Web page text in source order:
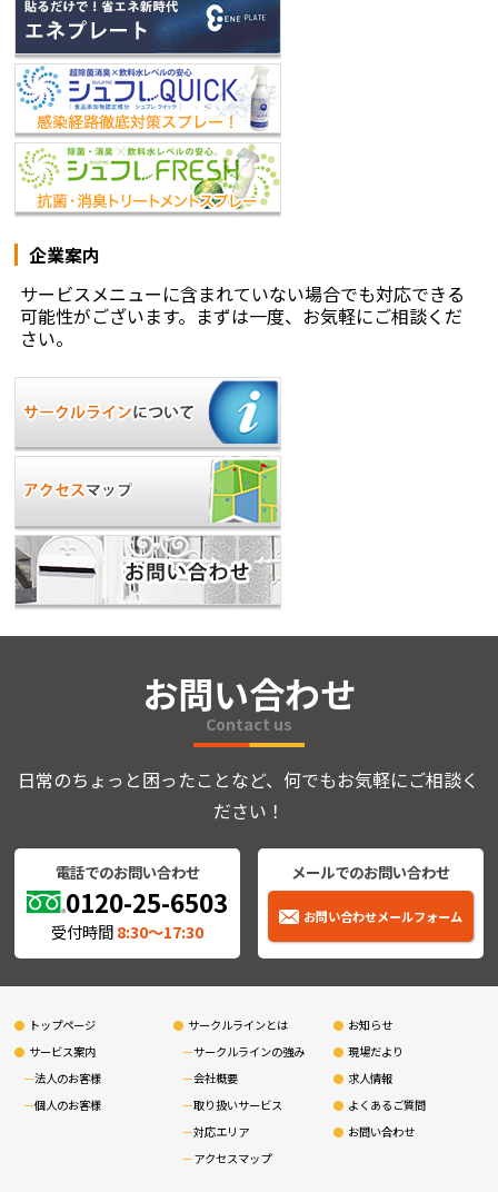
企業案内
サービスメニューに含まれていない場合でも対応できる
可能性がございます。まずは一度、お気軽にご相談くだ
さい。
お問い合わせ
Contact us
日常のちょっと困ったことなど、何でもお気軽にご相談く
ださい！
電話でのお問い合わせ
0120-25-6503
受付時間8:30〜17:30
メールでのお問い合わせ
お問い合わせメールフォーム
トップページ
サービス案内
法人のお客様
個人のお客様
サークルラインとは
サークルラインの強み
会社概要
取り扱いサービス
対応エリア
アクセスマップ
お知らせ
現場だより
求人情報
よくあるご質問
お問い合わせ